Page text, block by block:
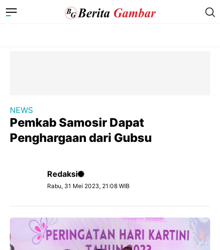
NEWS
Pemkab Samosir Dapat
Penghargaan dari Gubsu
Redaksi
Rabu, 31 Mei 2023, 21:08 WIB